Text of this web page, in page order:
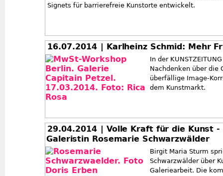
Signets für barrierefreie Kunstorte entwickelt.
16.07.2014 | Karlheinz Schmid: Mehr
In der
Nachdenken über die
überfällige Image-
dem Kunstmarkt.
29.04.2014 | Volle Kraft für die Kunst -
Galeristin Rosemarie Schwarzwälder
Birgit Maria Sturm
Schwarzwälder über
Galeriearbeit. Die